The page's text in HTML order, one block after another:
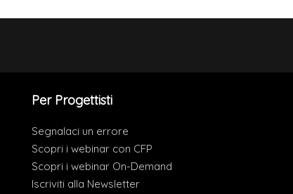
Per Progettisti
Segnalaci un errore
Scopri i webinar con CFP
Scopri i webinar On-Demand
Iscriviti alla Newsletter